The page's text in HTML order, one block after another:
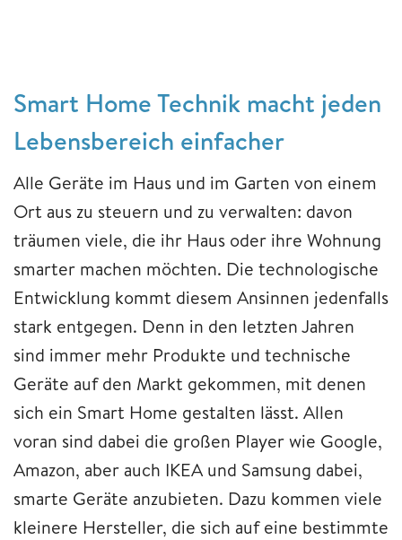
Smart Home Technik macht jeden
Lebensbereich einfacher
Alle Geräte im Haus und im Garten von einem
Ort aus zu steuern und zu verwalten: davon
träumen viele, die ihr Haus oder ihre Wohnung
smarter machen möchten. Die technologische
Entwicklung kommt diesem Ansinnen jedenfalls
stark entgegen. Denn in den letzten Jahren
sind immer mehr Produkte und technische
Geräte auf den Markt gekommen, mit denen
sich ein Smart Home gestalten lässt. Allen
voran sind dabei die großen Player wie Google,
Amazon, aber auch IKEA und Samsung dabei,
smarte Geräte anzubieten. Dazu kommen viele
kleinere Hersteller, die sich auf eine bestimmte